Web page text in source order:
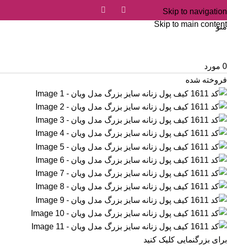
Skip to navigation
Skip to main content
منو
0 مورد
فروخته شده
برای بزرگنمایی کلیک کنید